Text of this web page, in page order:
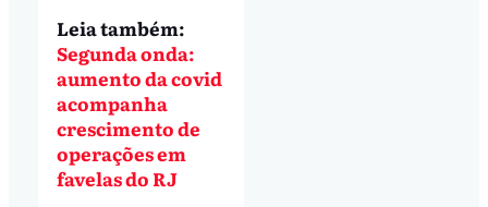
Leia também:
Segunda onda:
aumento da covid
acompanha
crescimento de
operações em
favelas do RJ